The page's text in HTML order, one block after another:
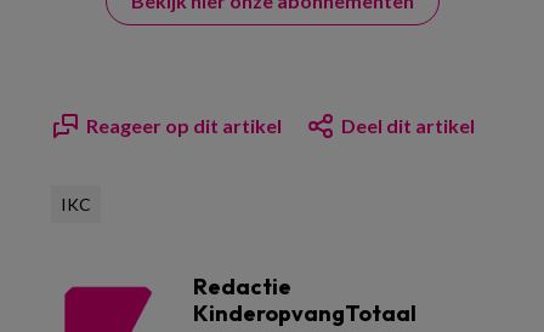
Reageer op dit artikel Deel dit artikel
IKC
Redactie
KinderopvangTotaal